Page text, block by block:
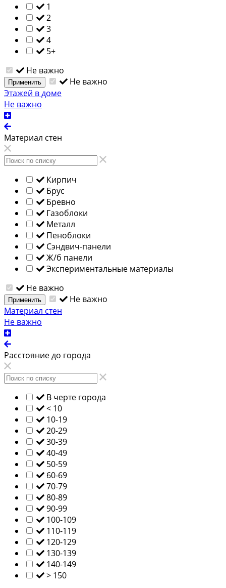
1
2
3
4
5+
Не важно
Применить
Не важно
Этажей в доме
Не важно
Материал стен
Кирпич
Брус
Бревно
Газоблоки
Металл
Пеноблоки
Сэндвич-панели
Ж/б панели
Экспериментальные материалы
Не важно
Применить
Не важно
Материал стен
Не важно
Расстояние до города
В черте города
< 10
10-19
20-29
30-39
40-49
50-59
60-69
70-79
80-89
90-99
100-109
110-119
120-129
130-139
140-149
> 150